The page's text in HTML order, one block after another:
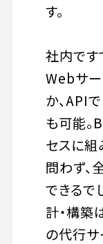
す。
社内です
Webサ
か、API
も可能
セスに組
問わず、
できるで
計・構築
の代行サ